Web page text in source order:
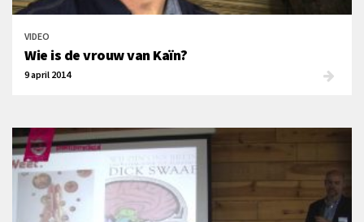
VIDEO
Wie is de vrouw van Kaïn?
9 april 2014